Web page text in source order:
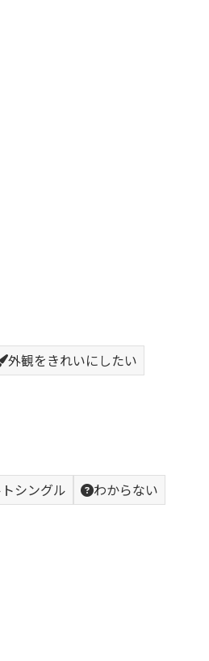
外観をきれいにしたい
シングル
わからない